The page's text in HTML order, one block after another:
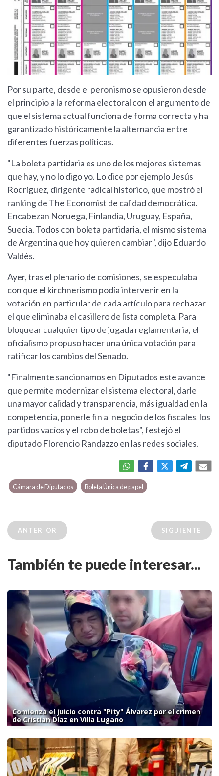
Por su parte, desde el peronismo se opusieron desde
el principio a la reforma electoral con el argumento de
que el sistema actual funciona de forma correcta y ha
garantizado históricamente la alternancia entre
diferentes fuerzas políticas.
"La boleta partidaria es uno de los mejores sistemas
que hay, y no lo digo yo. Lo dice por ejemplo Jesús
Rodríguez, dirigente radical histórico, que mostró el
ranking de The Economist de calidad democrática.
Encabezan Noruega, Finlandia, Uruguay, España,
Suecia. Todos con boleta partidaria, el mismo sistema
de Argentina que hoy quieren cambiar", dijo Eduardo
Valdés.
Ayer, tras el plenario de comisiones, se especulaba
con que el kirchnerismo podía intervenir en la
votación en particular de cada artículo para rechazar
el que eliminaba el casillero de lista completa. Para
bloquear cualquier tipo de jugada reglamentaria, el
oficialismo propuso hacer una única votación para
ratificar los cambios del Senado.
"Finalmente sancionamos en Diputados este avance
que permite modernizar el sistema electoral, darle
una mayor calidad y transparencia, más igualdad en la
competencia, ponerle fin al negocio de los fiscales, los
partidos vacíos y el robo de boletas", festejó el
diputado Florencio Randazzo en las redes sociales.
Cámara de Diputados Boleta Única de papel
ANTERIOR SIGUIENTE
También te puede interesar...
Comienza el juicio contra "Pity" Álvarez por el crimen
de Cristian Díaz en Villa Lugano